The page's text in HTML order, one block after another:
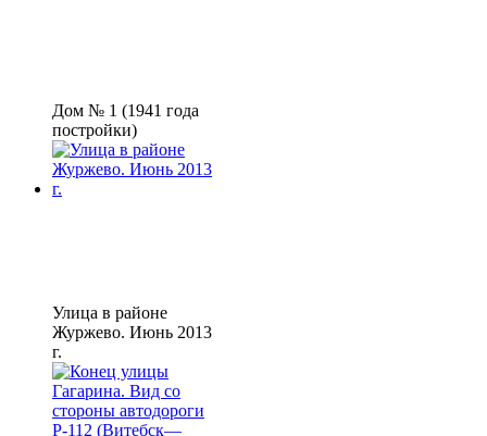
Дом № 1 (1941 года
постройки)
Улица в районе
Журжево. Июнь 2013
г.